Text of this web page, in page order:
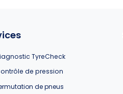
TyreCheck
de pression
de pneus